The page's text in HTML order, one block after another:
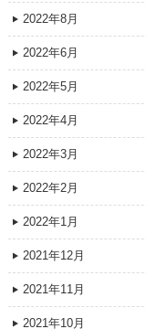
2022年8月
2022年6月
2022年5月
2022年4月
2022年3月
2022年2月
2022年1月
2021年12月
2021年11月
2021年10月